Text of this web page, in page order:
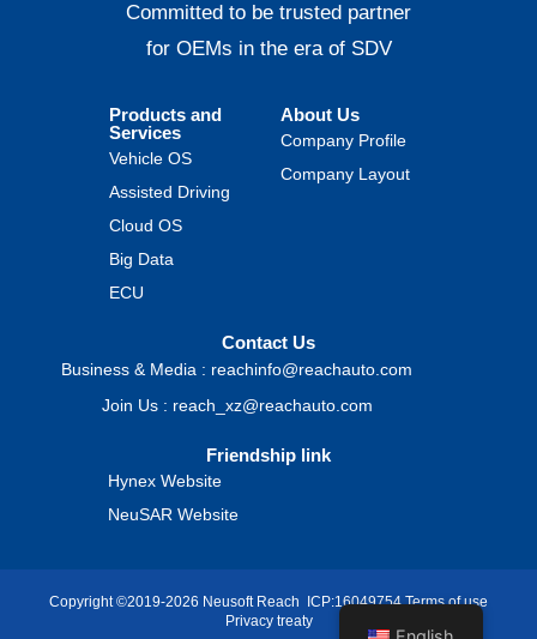
Committed to be trusted partner
for OEMs in the era of SDV
Products and
Services
Vehicle OS
Assisted Driving
Cloud OS
Big Data
ECU
About Us
Company Profile
Company Layout
Contact Us
Business & Media : reachinfo@reachauto.com
Join Us : reach_xz@reachauto.com
Friendship link
Hynex Website
NeuSAR Website
Copyright ©2019-2026 Neusoft Reach ICP:16049754Terms of use
Privacy treaty